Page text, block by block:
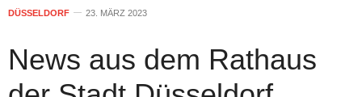
DÜSSELDORF 23. MÄRZ 2023
News aus dem Rathaus